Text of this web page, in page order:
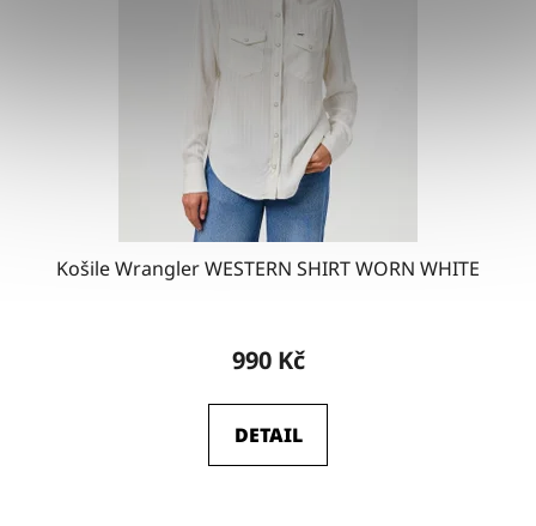
Košile Wrangler WESTERN SHIRT WORN WHITE
990 Kč
DETAIL